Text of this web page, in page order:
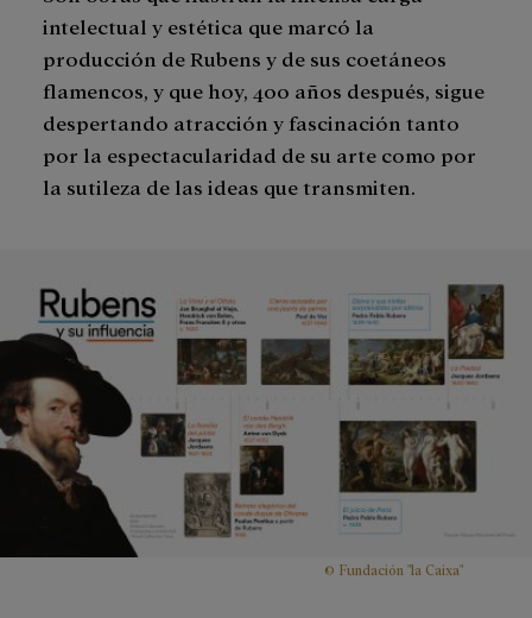
intelectual y estética que marcó la
producción de Rubens y de sus coetáneos
flamencos, y que hoy, 400 años después, sigue
despertando atracción y fascinación tanto
por la espectacularidad de su arte como por
la sutileza de las ideas que transmiten.
© Fundación "la Caixa"